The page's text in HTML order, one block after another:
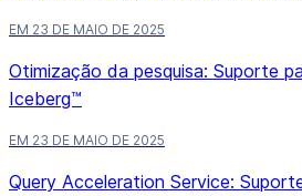
EM 23 DE MAIO DE 2025
Otimização da pesquisa: Suporte
Iceberg™
EM 23 DE MAIO DE 2025
Query Acceleration Service: